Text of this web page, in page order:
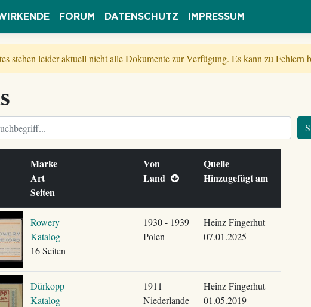
FORUM DATENSCHUTZ IMPRESSUM
stehen leider aktuell nicht alle Dokumente zur Verfügung. Es kann zu
Marke
Art
Seiten
Von
Land
Quelle
Hinzugefügt am
Rowery
Katalog
16 Seiten
1930 - 1939
Polen
Heinz Fingerhut
07.01.2025
Dürkopp
Katalog
1911
Niederlande
Heinz Fingerhut
01.05.2019